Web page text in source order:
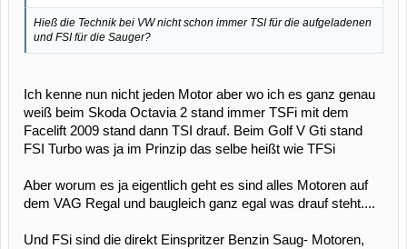
Hieß die Technik bei VW nicht schon immer TSI für die aufgeladenen
und FSI für die Sauger?
Ich kenne nun nicht jeden Motor aber wo ich es ganz genau
weiß beim Skoda Octavia 2 stand immer TSFi mit dem
Facelift 2009 stand dann TSI drauf. Beim Golf V Gti stand
FSI Turbo was ja im Prinzip das selbe heißt wie TFSi
Aber worum es ja eigentlich geht es sind alles Motoren auf
dem VAG Regal und baugleich ganz egal was drauf steht....
Und FSi sind die direkt Einspritzer Benzin Saug- Motoren,